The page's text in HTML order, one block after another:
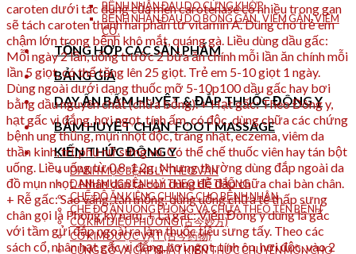
BỆNH NHÂN ĐAU DO CỨNG KHỚP
BỆNH NHÂN ĐAU DO BONG GÂN , VIÊM GÂN, VIÊM
CƠ.
TỔNG HỢP CÁC SẢN PHẨM
BẢNG GIÁ
DAY ẤN BẤM HUYỆT & ĐẮP THUỐC ĐÔNG Y
BẤM HUYỆT CHÂN_FOOT MASSAGE
KIẾN THỨC ĐÔNG Y
DANH MỤC BỆNH LÝ THEO VẦN
DANH MỤC BỆNH LÝ THEO HỆ THỐNG
CHẾ ĐỘ ĂN KIÊNG CHUNG CHO BỆNH NHÂN
CHẾ ĐỘ ĂN UỐNG PHÒNG VÀ CHỮA THEO TÊN BỆNH
CỔ KIM DIỆU PHƯƠNG (古今妙方)
CỔ KIM DƯỢC VẬT (古今药物)
CỦNG CỐ VÀ CẬP NHẬT KIẾN THỨC CHUYÊN MÔN CHO
caroten dưới tác dụng của men carotenase có nhiều trong gan
sẽ tách caroten thành hai phần tử vitamin A. Dùng cho trẻ em
chậm lớn trong bệnh khô mắt, quáng gà. Liều dùng dầu gấc:
Mỗi ngày 2 lần, uống trước 2 bữa ăn chính mỗi lần ăn chính mỗi
lần 5 giọt, có thể tăng lên 25 giọt. Trẻ em 5-10 giọt 1 ngày.
Dùng ngoài dưới dạng thuốc mỡ 5-10p100 dầu gấc hay bơi
bằng dầu nguyên chất (chữa bỏng). + Hạt gấc: Theo Đông y,
hạt gấc vị đắng, hơi ngọt, tính ấm, có độc, dùng chữa các chứng
bệnh ung thũng, mụn nhọt độc, tràng nhạt, eczema, viêm da
thần kinh, trĩ, phụ nữ sưng vú. Có thể chế thuốc viên hay tán bột
uống. Liều uống từ 0,8-1,2g. Nhưng thường dùng đắp ngoài da
đồ mụn nhọt. Nhân dân ta còn dùng để đắp chữa chai bàn chân.
+ Rễ gấc: Sao vàng, tán mỏng, dùng uống chữa tê thấp sưng
chân gọi là Phòng kỷ nam. + Lá gấc: Viện Đông y dùng lá gấc
với tầm gửi đắp ngoài ra làm thuốc tiêu sưng tấy. Theo các
sách cổ, nhân hạt gấc vị đắng, hơi ngọt, tính ôn, hơi độc, vào 2